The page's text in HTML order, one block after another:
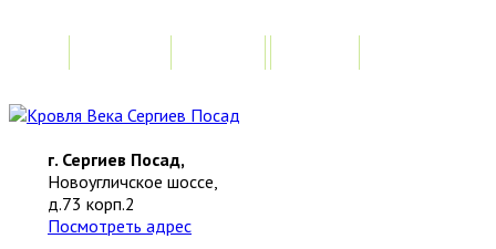
г. Сергиев Посад,
Новоугличское шоссе,
д.73 корп.2
Посмотреть адрес